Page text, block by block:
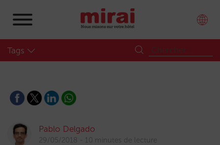
Tags
Pablo Delgado
29/05/2018 10 minutes de lecture